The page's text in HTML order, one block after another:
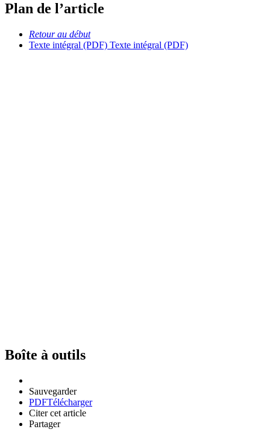
Plan de l’article
Retour au début
Texte intégral (PDF) Texte intégral (PDF)
Boîte à outils
Sauvegarder
PDFTélécharger
Citer cet article
Partager